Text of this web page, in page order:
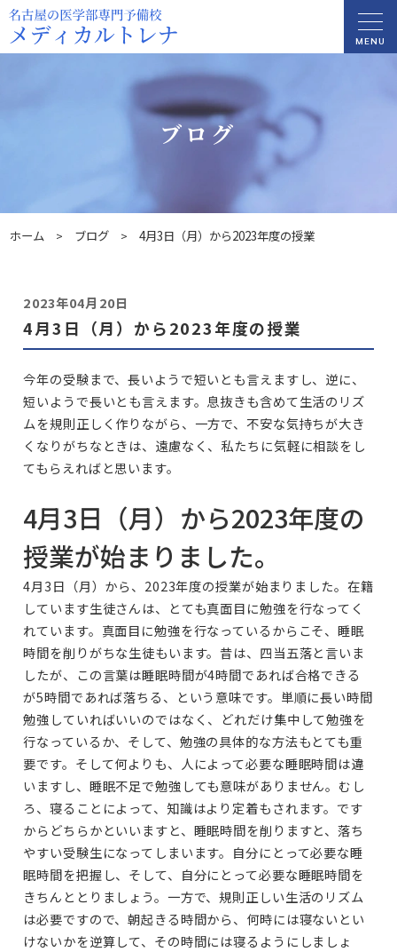
ホーム > ブログ > 4月3日（月）から2023年度の授業
ブログ
2023年04月20日
4月3日（月）から2023年度の授業
今年の受験まで、長いようで短いとも言えますし、逆に、
短いようで長いとも言えます。息抜きも含めて生活のリズ
ムを規則正しく作りながら、一方で、不安な気持ちが大き
くなりがちなときは、遠慮なく、私たちに気軽に相談をし
てもらえればと思います。
4月3日（月）から2023年度の
授業が始まりました。
4月3日（月）から、2023年度の授業が始まりました。在籍
しています生徒さんは、とても真面目に勉強を行なってく
れています。真面目に勉強を行なっているからこそ、睡眠
時間を削りがちな生徒もいます。昔は、四当五落と言いま
したが、この言葉は睡眠時間が4時間であれば合格できる
が5時間であれば落ちる、という意味です。単順に長い時間
勉強していればいいのではなく、どれだけ集中して勉強を
行なっているか、そして、勉強の具体的な方法もとても重
要です。そして何よりも、人によって必要な睡眠時間は違
いますし、睡眠不足で勉強しても意味がありません。むし
ろ、寝ることによって、知識はより定着もされます。です
からどちらかといいますと、睡眠時間を削りますと、落ち
やすい受験生になってしまいます。自分にとって必要な睡
眠時間を把握し、そして、自分にとって必要な睡眠時間を
きちんととりましょう。一方で、規則正しい生活のリズム
は必要ですので、朝起きる時間から、何時には寝ないとい
けないかを逆算して、その時間には寝るようにしましょ
MENU